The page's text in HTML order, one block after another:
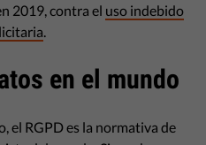
2019, contra el uso indebido
en el mundo
el RGPD es la normativa de